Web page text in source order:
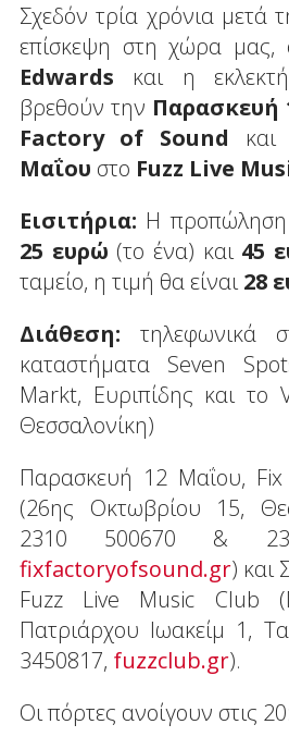
Σχεδόν τρία χρόνια μετά
επίσκεψη στη χώρα μας,
Edwards και η
βρεθούν την Παρασκευή
Factory of Sound και
Μαΐου στο Fuzz Live
Eισιτήρια: Η προπώληση
25 ευρώ (το ένα) και 45
ταμείο, η τιμή θα είναι28
Διάθεση: τηλεφωνικά
καταστήματα Seven
Markt, Ευριπίδης και το
Θεσσαλονίκη)
Παρασκευή 12 Μαΐου,
(26ης Οκτωβρίου 15,
2310 500670 &
fixfactoryofsound.gr) και
Fuzz Live Music Club
Πατριάρχου Ιωακείμ 1,
3450817, fuzzclub.gr).
Οι πόρτες ανοίγουν στις